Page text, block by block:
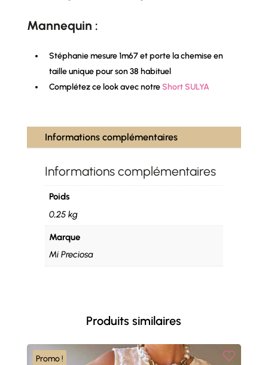
Mannequin :
Stéphanie mesure 1m67 et porte la chemise en
taille unique pour son 38 habituel
Complétez ce look avec notreShort SULYA
Informations complémentaires
Informations complémentaires
Poids
0,25 kg
Marque
Mi Preciosa
Produits similaires
Promo !